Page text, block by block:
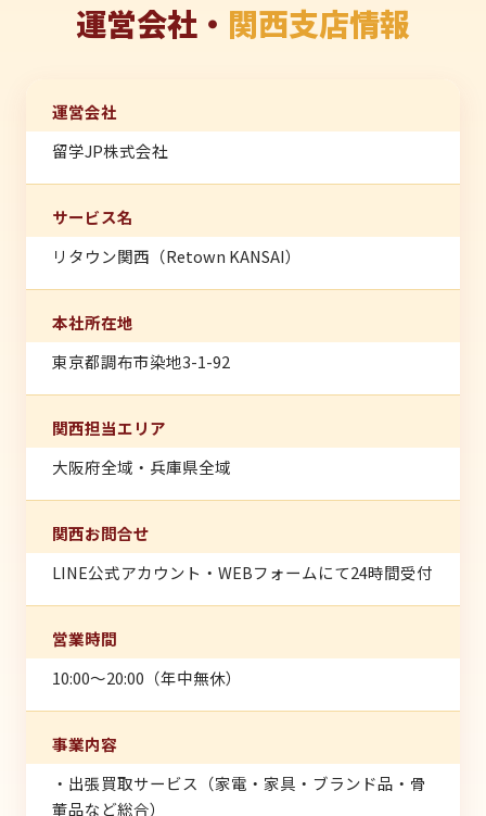
運営会社・ 関西支店情報
運営会社
留学JP株式会社
サービス名
リタウン関西（Retown KANSAI）
本社所在地
東京都調布市染地3-1-92
関西担当エリア
大阪府全域・兵庫県全域
関西お問合せ
LINE公式アカウント・WEBフォームにて24時間受付
営業時間
10:00〜20:00（年中無休）
事業内容
・出張買取サービス（家電・家具・ブランド品・骨
董品など総合）